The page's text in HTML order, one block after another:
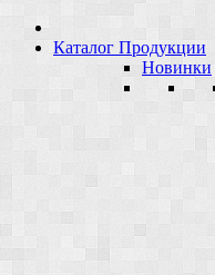
Каталог Продукции
Новинки